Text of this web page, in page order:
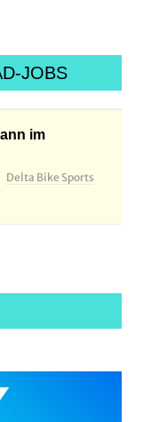
JOBS
im
Delta Bike Sports